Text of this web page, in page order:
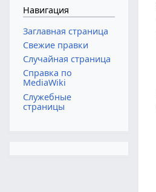
Навигация
Заглавная страница
Свежие правки
Случайная страница
Справка по
MediaWiki
Служебные
страницы